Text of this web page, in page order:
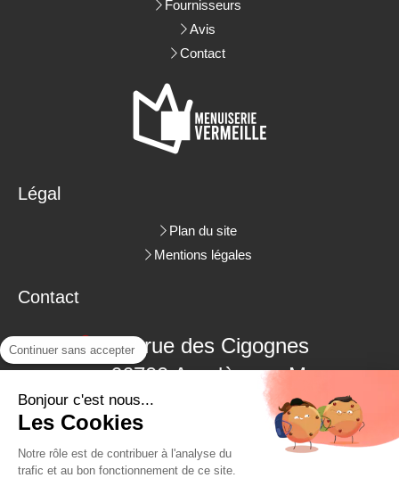
Fournisseurs
Avis
Contact
Légal
Plan du site
Mentions légales
Contact
3 rue des Cigognes
66700 Argelès-sur-Mer
06.09.18.38.48
04.68.22.62.26
Continuer sans accepter
Bonjour c'est nous...
Les Cookies
Notre rôle est de contribuer à l'analyse du
trafic et au bon fonctionnement de ce site.